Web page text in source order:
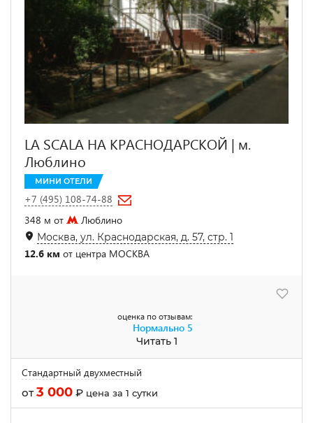
LA SCALA НА КРАСНОДАРСКОЙ | м.
Люблино
МИНИ ОТЕЛИ
+7 (495) 108-74-88
348 м от
Люблино
Москва, ул. Краснодарская, д. 57, стр. 1
12.6 км от центра МОСКВА
оценка по отзывам:
Нормально 5
Читать 1
Стандартный двухместный
от3 000 ₽ цена за 1 сутки